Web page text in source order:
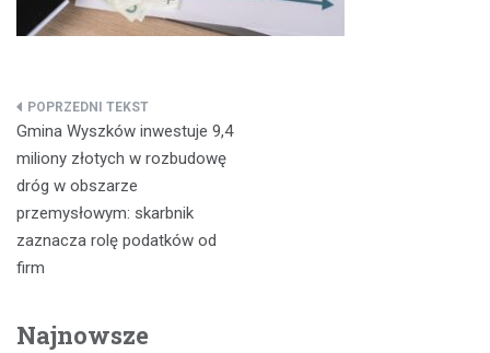
Nawigacja
wpisu
Gmina Wyszków inwestuje 9,4
miliony złotych w rozbudowę
dróg w obszarze
przemysłowym: skarbnik
zaznacza rolę podatków od
firm
Najnowsze